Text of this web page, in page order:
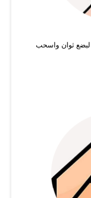
ثوان واسحب